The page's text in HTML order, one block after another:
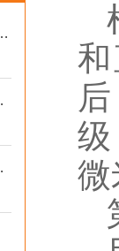
场景的“隐形守护者”
速施工
现优异
微